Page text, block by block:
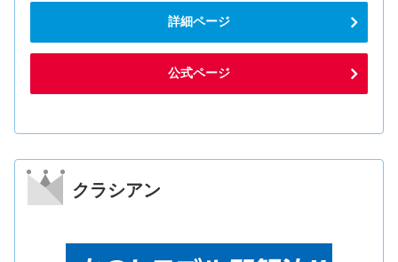
詳細ページ
公式ページ
クラシアン